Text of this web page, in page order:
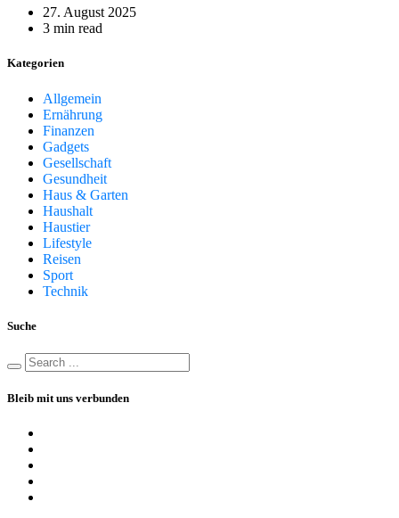
27. August 2025
3 min read
Kategorien
Allgemein
Ernährung
Finanzen
Gadgets
Gesellschaft
Gesundheit
Haus & Garten
Haushalt
Haustier
Lifestyle
Reisen
Sport
Technik
Suche
Bleib mit uns verbunden